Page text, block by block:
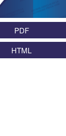
PDF
HTML